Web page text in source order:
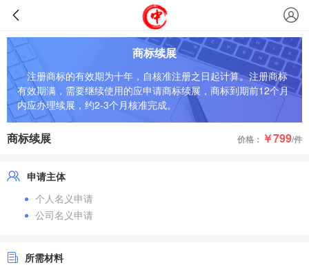
商标续展
注册商标的有效期为十年，自核准注册之日起计算。注册商标
有效期满，需要继续使用的应申请商标续展，商标到期前12个月
内应办理续展，约2-3个月核准完成。
商标续展 价格： ￥799/件
申请主体
个人名义申请
公司名义申请
所需材料